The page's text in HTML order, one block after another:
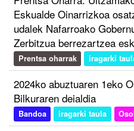
Eskualde Oinarrizkoa
udalek Nafarroako
Zerbitzua berrezartzea
Prentsa oharrak iragarki
2024ko abuztuaren 1eko
Bilkuraren deialdia
Bandoa iragarki taula